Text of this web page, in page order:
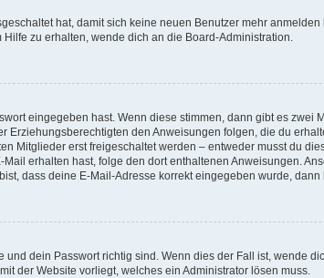
hat, damit sich keine neuen Benutzer mehr
zu erhalten, wende dich an die Board-Administration.
eingegeben hast. Wenn diese stimmen, dann gibt es zwei
Erziehungsberechtigten den Anweisungen folgen, die du
Mitglieder erst freigeschaltet werden – entweder musst du
erhalten hast, folge den dort enthaltenen Anweisungen.
dass deine E-Mail-Adresse korrekt eingegeben wurde, dann
dein Passwort richtig sind. Wenn dies der Fall ist, wende
der Website vorliegt, welches ein Administrator lösen muss.